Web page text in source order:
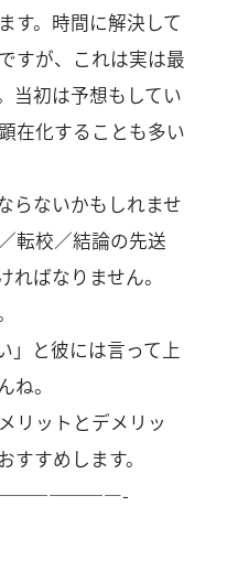
す。時間に解決して
すが、これは実は最
当初は予想もしてい
在化することも多い
らないかもしれませ
転校／結論の先送
ればなりません。
」と彼には言って上
ね。
リットとデメリッ
すすめします。